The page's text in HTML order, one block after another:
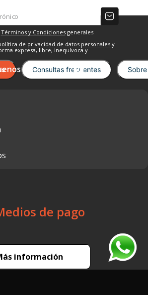
Términos y Condicionesgenerales
de privacidad de datos personalesy
expresa, libre, inequívoca y
Consultas frecuentes
de pago
información